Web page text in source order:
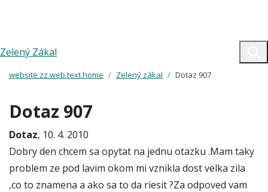
Zelený Zákal
website.zz.web.text.home Zelený zákal Dotaz 907
Dotaz 907
Dotaz, 10. 4. 2010
Dobry den chcem sa opytat na jednu otazku .Mam taky
problem ze pod lavim okom mi vznikla dost velka zila
,co to znamena a ako sa to da riesit ?Za odpoved vam